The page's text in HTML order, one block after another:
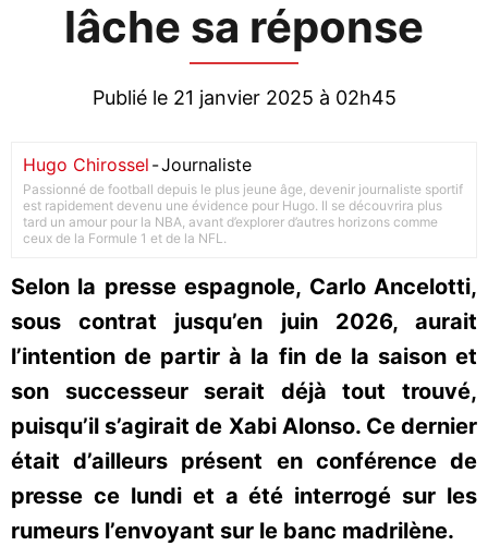
lâche sa réponse
Publié le 21 janvier 2025 à 02h45
Hugo Chirossel -Journaliste
Passionné de football depuis le plus jeune âge, devenir journaliste sportif
est rapidement devenu une évidence pour Hugo. Il se découvrira plus
tard un amour pour la NBA, avant d’explorer d’autres horizons comme
ceux de la Formule 1 et de la NFL.
Selon la presse espagnole, Carlo Ancelotti,
sous contrat jusqu’en juin 2026, aurait
l’intention de partir à la fin de la saison et
son successeur serait déjà tout trouvé,
puisqu’il s’agirait de Xabi Alonso. Ce dernier
était d’ailleurs présent en conférence de
presse ce lundi et a été interrogé sur les
rumeurs l’envoyant sur le banc madrilène.